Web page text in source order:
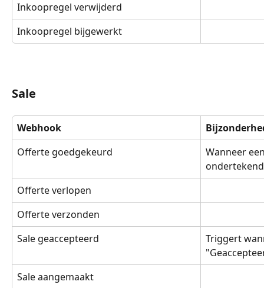
Inkoopregel verwijderd
Inkoopregel bijgewerkt
Sale
Webhook
Offerte goedgekeurd
Wanneer
Offerte verlopen
Offerte verzonden
Sale geaccepteerd
Triggert
Sale aangemaakt